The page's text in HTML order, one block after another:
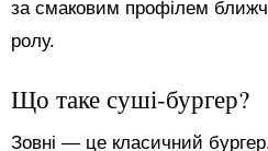
за смаковим профілем
ролу.
Що таке суші-бургер?
Зовні — це класичний